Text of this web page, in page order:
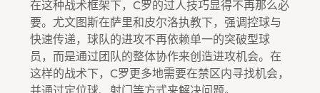
在这种战术框架下，C罗的过人技巧显得不再那么必
要。尤文图斯在萨里和皮尔洛执教下，强调控球与
快速传递，球队的进攻不再依赖单一的突破型球
员，而是通过团队的整体协作来创造进攻机会。在
这样的战术下，C罗更多地需要在禁区内寻找机会，
并通过定位球、射门等方式来解决问题。